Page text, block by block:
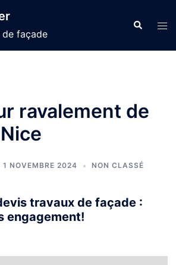
façade
ravalement de
1 NOVEMBRE 2024 NON CLASSÉ
travaux de façade :
engagement!